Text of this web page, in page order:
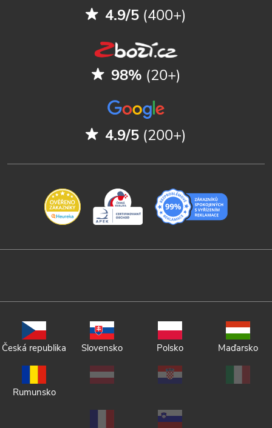
4.9/5 (400+)
98% (20+)
4.9/5 (200+)
Česká republika Slovensko Polsko Maďarsko
Rumunsko